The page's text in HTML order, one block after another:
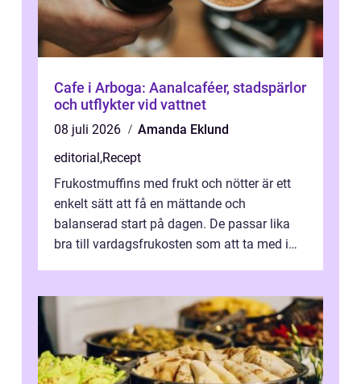
Cafe i Arboga: Aanalcaféer, stadspärlor
och utflykter vid vattnet
08 juli 2026
Amanda Eklund
editorial,Recept
Frukostmuffins med frukt och nötter är ett
enkelt sätt att få en mättande och
balanserad start på dagen. De passar lika
bra till vardagsfrukosten som att ta med i